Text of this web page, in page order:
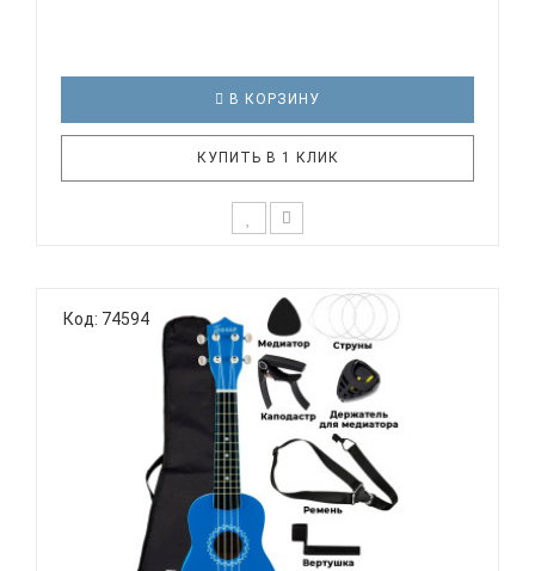
В КОРЗИНУ
КУПИТЬ В 1 КЛИК
начинающего музыканта - отличный выбор, если
нужен подарок для детей или для любимой
девушки. Стильный и красочный дизайн, мягкое
звучание маленькой гавайской гитары не оставят
равнодушными никого. Уку..
Код: 74594